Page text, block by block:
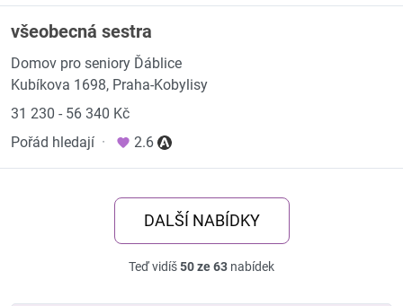
všeobecná sestra
Domov pro seniory Ďáblice
Kubíkova 1698, Praha-Kobylisy
31 230 - 56 340 Kč
Pořád hledají · 2.6
DALŠÍ NABÍDKY
Teď vidíš50 ze 63 nabídek